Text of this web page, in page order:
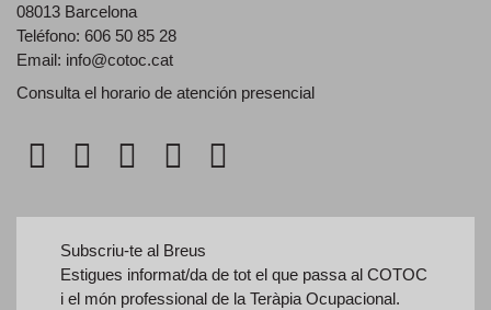
08013 Barcelona
Teléfono: 606 50 85 28
Email: info@cotoc.cat
Consulta el horario de atención presencial
Subscriu-te al Breus
Estigues informat/da de tot el que passa al COTOC
i el món professional de la Teràpia Ocupacional.